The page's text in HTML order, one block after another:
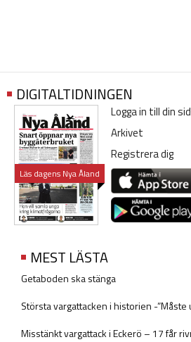
DIGITALTIDNINGEN
Läs dagens Nya Åland
Logga in till din
Arkivet
Registrera dig
MEST LÄSTA
Getaboden ska stänga
Största vargattacken i historien -”Måste
Misstänkt vargattack i Eckerö – 17 får